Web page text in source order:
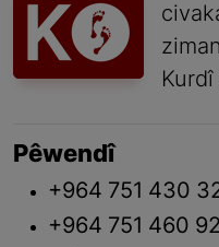
Pêwendî
+964 751 430
+964 751 460